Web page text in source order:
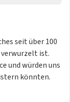
seit über 100
ist.
und würden uns
könnten.